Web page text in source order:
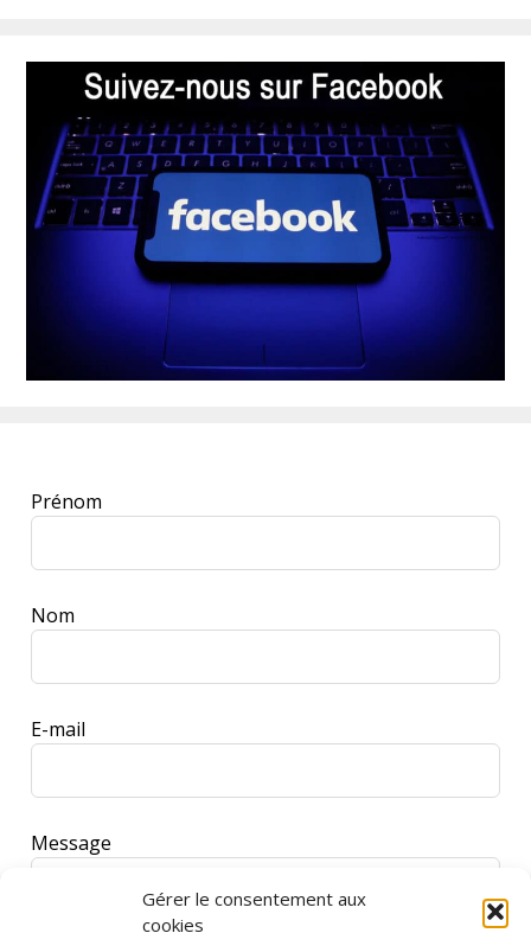
Gérer le consentement aux
cookies
Leave
this
Prénom
Nom
E-mail
Message